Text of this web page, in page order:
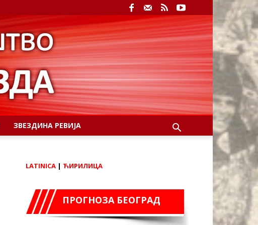
ЗВЕЗДИНА РЕВИЈА
LATINICA | ЋИРИЛИЦА
ПРОГНОЗА БЕОГРАД